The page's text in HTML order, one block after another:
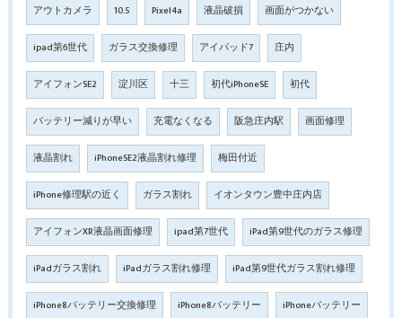
アウトカメラ 10.5 Pixel4a 液晶破損 画面がつかない
ipad第6世代 ガラス交換修理 アイパッド7 庄内
アイフォンSE2 淀川区 十三 初代iPhoneSE 初代
バッテリー減りが早い 充電なくなる 阪急庄内駅 画面修理
液晶割れ iPhoneSE2液晶割れ修理 梅田付近
iPhone修理駅の近く ガラス割れ イオンタウン豊中庄内店
アイフォンXR液晶画面修理 ipad第7世代 iPad第9世代のガラス修理
iPadガラス割れ iPadガラス割れ修理 iPad第9世代ガラス割れ修理
iPhone8バッテリー交換修理 iPhone8バッテリー iPhoneバッテリー